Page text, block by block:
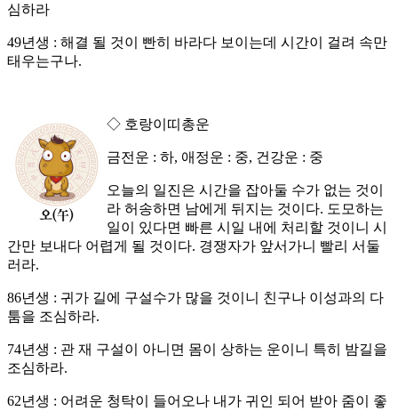
심하라
49년생 : 해결 될 것이 빤히 바라다 보이는데 시간이 걸려 속만
태우는구나.
◇ 호랑이띠총운
금전운 : 하, 애정운 : 중, 건강운 : 중
오늘의 일진은 시간을 잡아둘 수가 없는 것이
라 허송하면 남에게 뒤지는 것이다. 도모하는
일이 있다면 빠른 시일 내에 처리할 것이니 시
간만 보내다 어렵게 될 것이다. 경쟁자가 앞서가니 빨리 서둘
러라.
86년생 : 귀가 길에 구설수가 많을 것이니 친구나 이성과의 다
툼을 조심하라.
74년생 : 관 재 구설이 아니면 몸이 상하는 운이니 특히 밤길을
조심하라.
62년생 : 어려운 청탁이 들어오나 내가 귀인 되어 받아 줌이 좋